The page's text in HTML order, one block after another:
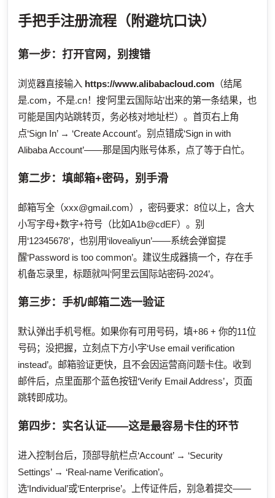
手把手注册流程（附避坑口诀）
第一步：打开官网，别搜错
浏览器直接输入 https://www.alibabacloud.com （结尾
是.com，不是.cn！搜‘阿里云国际站’出来的第一条结果，也
可能是国内站跳转页，务必核对地址栏）。首页右上角
点‘Sign In’ → ‘Create Account’。别点错成‘Sign in with
Alibaba Account’——那是国内账号体系，点了等于白忙。
第二步：填邮箱+密码，别手滑
邮箱写全（xxx@gmail.com），密码要求：8位以上，含大
小写字母+数字+符号（比如A1b@cdEF）。别
用‘12345678’，也别用‘ilovealiyun’——系统会弹窗提
醒‘Password is too common’。建议生成器搞一个，存在手
机备忘录里，标题就叫‘阿里云国际站密码-2024’。
第三步：手机/邮箱二选一验证
默认弹出手机号框。如果你有可用号码，填+86 + 你的11位
号码；没把握，立刻点下方小字‘Use email verification
instead’。邮箱验证更快，且不会因运营商问题卡住。收到
邮件后，点里面那个蓝色按钮‘Verify Email Address’，页面
跳转即成功。
第四步：实名认证——这是最容易卡住的环节
进入控制台后，顶部导航栏点‘Account’ → ‘Security
Settings’ → ‘Real-name Verification’。
选‘Individual’或‘Enterprise’。上传证件后，别急着提交——